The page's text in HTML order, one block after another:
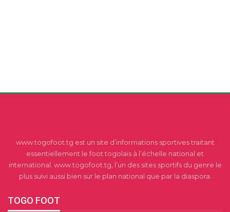
www.togofoot.tg est un site d’informations sportives traitant
essentiellement le foot togolais à l’échelle national et
international. www.togofoot.tg, l’un des sites sportifs du genre le
plus suivi aussi bien sur le plan national que par la diaspora.
TOGO FOOT